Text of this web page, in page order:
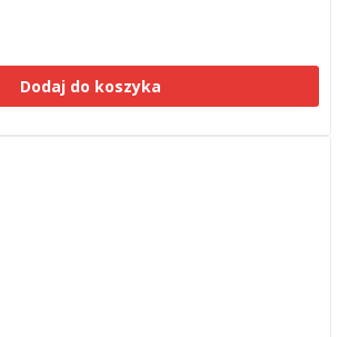
Dodaj do koszyka